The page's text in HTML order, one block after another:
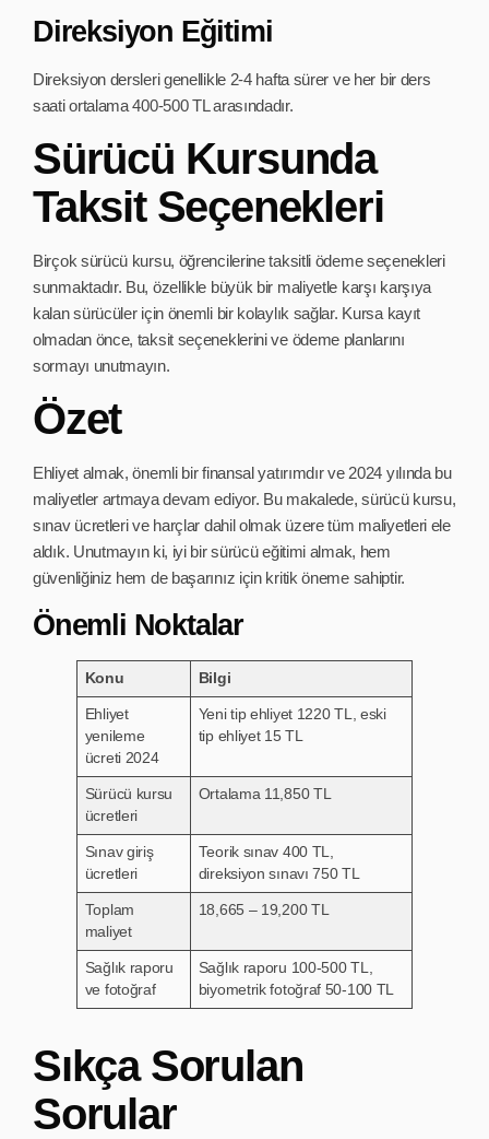
Direksiyon Eğitimi
Direksiyon dersleri genellikle 2-4 hafta sürer ve her bir ders
saati ortalama 400-500 TL arasındadır.
Sürücü Kursunda
Taksit Seçenekleri
Birçok sürücü kursu, öğrencilerine taksitli ödeme seçenekleri
sunmaktadır. Bu, özellikle büyük bir maliyetle karşı karşıya
kalan sürücüler için önemli bir kolaylık sağlar. Kursa kayıt
olmadan önce, taksit seçeneklerini ve ödeme planlarını
sormayı unutmayın.
Özet
Ehliyet almak, önemli bir finansal yatırımdır ve 2024 yılında bu
maliyetler artmaya devam ediyor. Bu makalede, sürücü kursu,
sınav ücretleri ve harçlar dahil olmak üzere tüm maliyetleri ele
aldık. Unutmayın ki, iyi bir sürücü eğitimi almak, hem
güvenliğiniz hem de başarınız için kritik öneme sahiptir.
Önemli Noktalar
Konu Bilgi
Ehliyet
yenileme
ücreti 2024
Yeni tip ehliyet 1220 TL, eski
tip ehliyet 15 TL
Sürücü kursu
ücretleri
Ortalama 11,850 TL
Sınav giriş
ücretleri
Teorik sınav 400 TL,
direksiyon sınavı 750 TL
Toplam
maliyet
18,665 – 19,200 TL
Sağlık raporu
ve fotoğraf
Sağlık raporu 100-500 TL,
biyometrik fotoğraf 50-100 TL
Sıkça Sorulan
Sorular